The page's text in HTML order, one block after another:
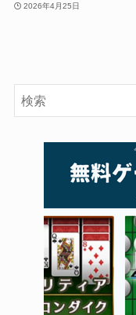
2026年4月25日